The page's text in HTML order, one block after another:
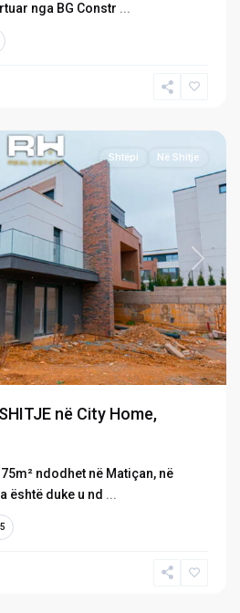
nga BG Constr ...
Next
Shtëpi Në Shitje
në City Home,
ndodhet në Matiçan, në
është duke u nd ...